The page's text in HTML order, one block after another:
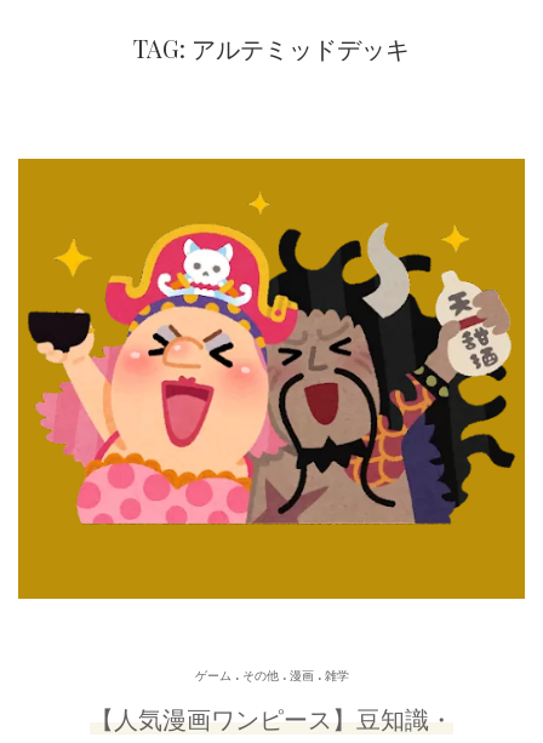
TAG: アルテミッドデッキ
ゲーム . その他. 漫画. 雑学
【人気漫画ワンピース】豆知識・